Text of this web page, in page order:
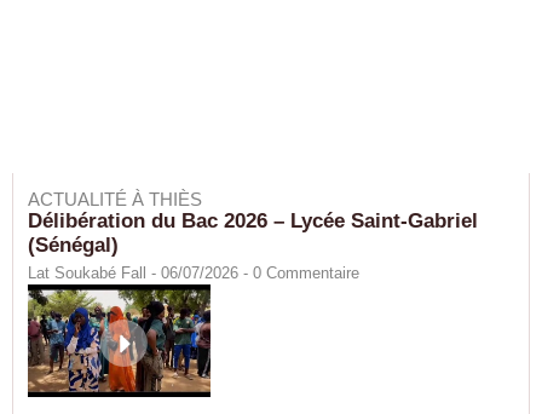
ACTUALITÉ À THIÈS
Délibération du Bac 2026 – Lycée Saint-Gabriel
(Sénégal)
Lat Soukabé Fall - 06/07/2026 - 0 Commentaire